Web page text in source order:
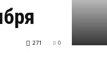
0
271